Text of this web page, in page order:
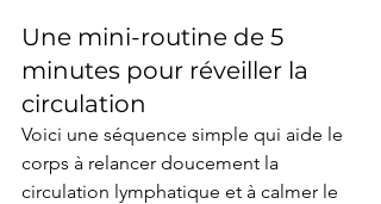
Une mini-routine de 5
minutes pour réveiller la
circulation
Voici une séquence simple qui aide le
corps à relancer doucement la
circulation lymphatique et à calmer le